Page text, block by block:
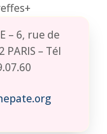
– 6, rue de
PARIS – Tél